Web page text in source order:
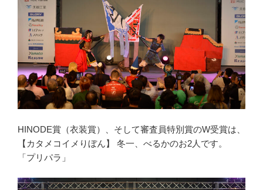
HINODE賞（衣装賞）、そして審査員特別賞のW受賞は、
【カタメコイメりぼん】 冬一、べるかのお2人です。
「プリパラ」